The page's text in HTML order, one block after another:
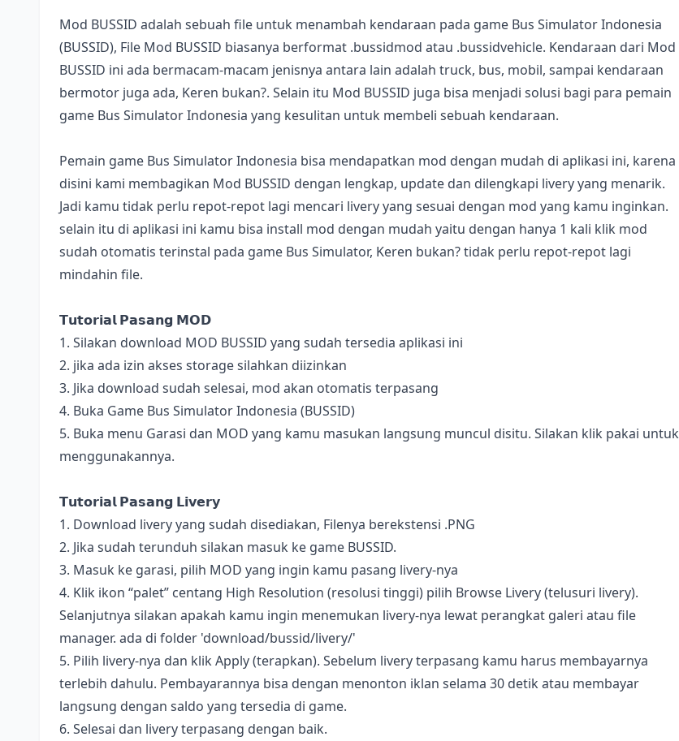
Mod BUSSID adalah sebuah file untuk menambah kendaraan pada game Bus Simulator Indonesia
(BUSSID), File Mod BUSSID biasanya berformat .bussidmod atau .bussidvehicle. Kendaraan dari Mod
BUSSID ini ada bermacam-macam jenisnya antara lain adalah truck, bus, mobil, sampai kendaraan
bermotor juga ada, Keren bukan?. Selain itu Mod BUSSID juga bisa menjadi solusi bagi para pemain
game Bus Simulator Indonesia yang kesulitan untuk membeli sebuah kendaraan.
Pemain game Bus Simulator Indonesia bisa mendapatkan mod dengan mudah di aplikasi ini, karena
disini kami membagikan Mod BUSSID dengan lengkap, update dan dilengkapi livery yang menarik.
Jadi kamu tidak perlu repot-repot lagi mencari livery yang sesuai dengan mod yang kamu inginkan.
selain itu di aplikasi ini kamu bisa install mod dengan mudah yaitu dengan hanya 1 kali klik mod
sudah otomatis terinstal pada game Bus Simulator, Keren bukan? tidak perlu repot-repot lagi
mindahin file.
𝗧𝘂𝘁𝗼𝗿𝗶𝗮𝗹 𝗣𝗮𝘀𝗮𝗻𝗴 𝗠𝗢𝗗
1. Silakan download MOD BUSSID yang sudah tersedia aplikasi ini
2. jika ada izin akses storage silahkan diizinkan
3. Jika download sudah selesai, mod akan otomatis terpasang
4. Buka Game Bus Simulator Indonesia (BUSSID)
5. Buka menu Garasi dan MOD yang kamu masukan langsung muncul disitu. Silakan klik pakai untuk
menggunakannya.
𝗧𝘂𝘁𝗼𝗿𝗶𝗮𝗹 𝗣𝗮𝘀𝗮𝗻𝗴 𝗟𝗶𝘃𝗲𝗿𝘆
1. Download livery yang sudah disediakan, Filenya berekstensi .PNG
2. Jika sudah terunduh silakan masuk ke game BUSSID.
3. Masuk ke garasi, pilih MOD yang ingin kamu pasang livery-nya
4. Klik ikon “palet” centang High Resolution (resolusi tinggi) pilih Browse Livery (telusuri livery).
Selanjutnya silakan apakah kamu ingin menemukan livery-nya lewat perangkat galeri atau file
manager. ada di folder 'download/bussid/livery/'
5. Pilih livery-nya dan klik Apply (terapkan). Sebelum livery terpasang kamu harus membayarnya
terlebih dahulu. Pembayarannya bisa dengan menonton iklan selama 30 detik atau membayar
langsung dengan saldo yang tersedia di game.
6. Selesai dan livery terpasang dengan baik.